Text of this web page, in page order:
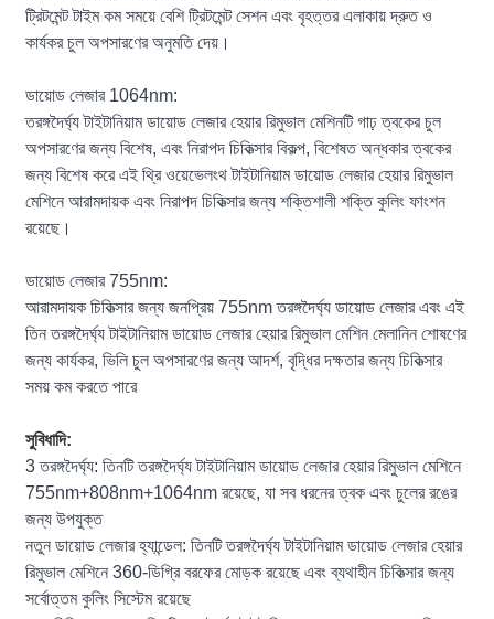
ট্রিটমেন্ট টাইম কম সময়ে বেশি ট্রিটমেন্ট সেশন এবং বৃহত্তর এলাকায় দ্রুত ও
কার্যকর চুল অপসারণের অনুমতি দেয়।
ডায়োড লেজার 1064nm:
তরঙ্গদৈর্ঘ্য টাইটানিয়াম ডায়োড লেজার হেয়ার রিমুভাল মেশিনটি গাঢ় ত্বকের চুল
অপসারণের জন্য বিশেষ, এবং নিরাপদ চিকিত্সার বিকল্প, বিশেষত অন্ধকার ত্বকের
জন্য বিশেষ করে এই থ্রি ওয়েভেলংথ টাইটানিয়াম ডায়োড লেজার হেয়ার রিমুভাল
মেশিনে আরামদায়ক এবং নিরাপদ চিকিত্সার জন্য শক্তিশালী শক্তি কুলিং ফাংশন
রয়েছে।
ডায়োড লেজার 755nm:
আরামদায়ক চিকিত্সার জন্য জনপ্রিয় 755nm তরঙ্গদৈর্ঘ্য ডায়োড লেজার এবং এই
তিন তরঙ্গদৈর্ঘ্য টাইটানিয়াম ডায়োড লেজার হেয়ার রিমুভাল মেশিন মেলানিন শোষণের
জন্য কার্যকর, ভিলি চুল অপসারণের জন্য আদর্শ, বৃদ্ধির দক্ষতার জন্য চিকিত্সার
সময় কম করতে পারে
সুবিধাদি:
3 তরঙ্গদৈর্ঘ্য: তিনটি তরঙ্গদৈর্ঘ্য টাইটানিয়াম ডায়োড লেজার হেয়ার রিমুভাল মেশিনে
755nm+808nm+1064nm রয়েছে, যা সব ধরনের ত্বক এবং চুলের রঙের
জন্য উপযুক্ত
নতুন ডায়োড লেজার হ্যান্ডেল: তিনটি তরঙ্গদৈর্ঘ্য টাইটানিয়াম ডায়োড লেজার হেয়ার
রিমুভাল মেশিনে 360-ডিগ্রি বরফের মোড়ক রয়েছে এবং ব্যথাহীন চিকিত্সার জন্য
সর্বোত্তম কুলিং সিস্টেম রয়েছে